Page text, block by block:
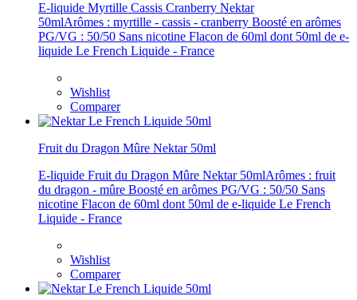
E-liquide Myrtille Cassis Cranberry Nektar
50mlArômes : myrtille - cassis - cranberry Boosté en arômes
PG/VG : 50/50 Sans nicotine Flacon de 60ml dont 50ml de e-
liquide Le French Liquide - France
Wishlist
Comparer
Fruit du Dragon Mûre Nektar 50ml
E-liquide Fruit du Dragon Mûre Nektar 50mlArômes : fruit
du dragon - mûre Boosté en arômes PG/VG : 50/50 Sans
nicotine Flacon de 60ml dont 50ml de e-liquide Le French
Liquide - France
Wishlist
Comparer